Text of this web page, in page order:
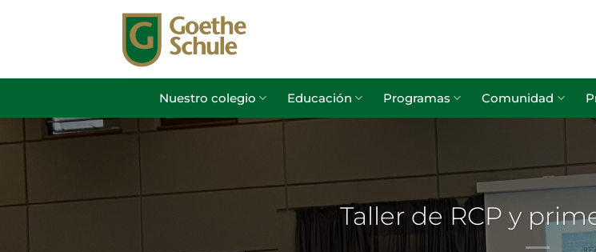
Nuestro colegio Educación Programas Comunidad
Taller de RCP y